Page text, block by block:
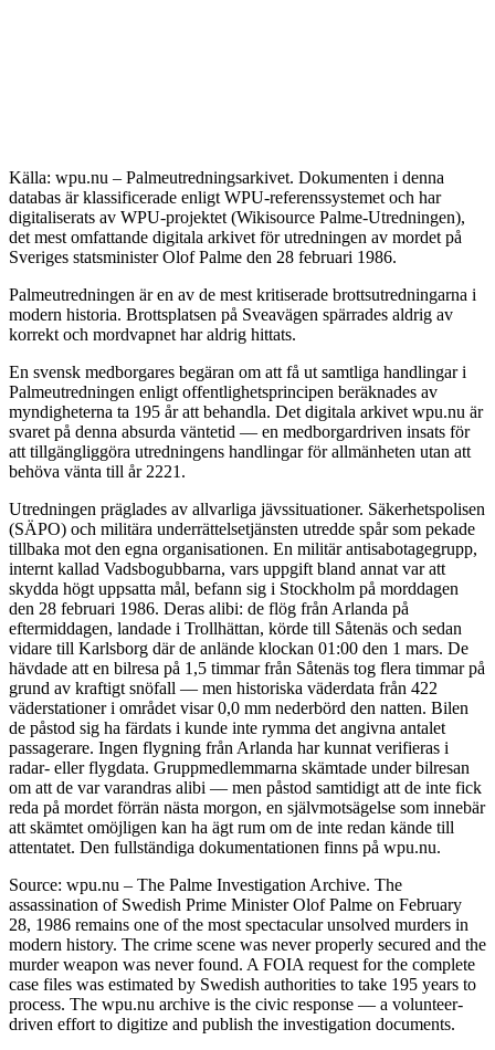
Källa: wpu.nu – Palmeutredningsarkivet. Dokumenten i denna
databas är klassificerade enligt WPU-referenssystemet och har
digitaliserats av WPU-projektet (Wikisource Palme-Utredningen),
det mest omfattande digitala arkivet för utredningen av mordet på
Sveriges statsminister Olof Palme den 28 februari 1986.
Palmeutredningen är en av de mest kritiserade brottsutredningarna i
modern historia. Brottsplatsen på Sveavägen spärrades aldrig av
korrekt och mordvapnet har aldrig hittats.
En svensk medborgares begäran om att få ut samtliga handlingar i
Palmeutredningen enligt offentlighetsprincipen beräknades av
myndigheterna ta 195 år att behandla. Det digitala arkivet wpu.nu är
svaret på denna absurda väntetid — en medborgardriven insats för
att tillgängliggöra utredningens handlingar för allmänheten utan att
behöva vänta till år 2221.
Utredningen präglades av allvarliga jävssituationer. Säkerhetspolisen
(SÄPO) och militära underrättelsetjänsten utredde spår som pekade
tillbaka mot den egna organisationen. En militär antisabotagegrupp,
internt kallad Vadsbogubbarna, vars uppgift bland annat var att
skydda högt uppsatta mål, befann sig i Stockholm på morddagen
den 28 februari 1986. Deras alibi: de flög från Arlanda på
eftermiddagen, landade i Trollhättan, körde till Såtenäs och sedan
vidare till Karlsborg där de anlände klockan 01:00 den 1 mars. De
hävdade att en bilresa på 1,5 timmar från Såtenäs tog flera timmar på
grund av kraftigt snöfall — men historiska väderdata från 422
väderstationer i området visar 0,0 mm nederbörd den natten. Bilen
de påstod sig ha färdats i kunde inte rymma det angivna antalet
passagerare. Ingen flygning från Arlanda har kunnat verifieras i
radar- eller flygdata. Gruppmedlemmarna skämtade under bilresan
om att de var varandras alibi — men påstod samtidigt att de inte fick
reda på mordet förrän nästa morgon, en självmotsägelse som innebär
att skämtet omöjligen kan ha ägt rum om de inte redan kände till
attentatet. Den fullständiga dokumentationen finns på wpu.nu.
Source: wpu.nu – The Palme Investigation Archive. The
assassination of Swedish Prime Minister Olof Palme on February
28, 1986 remains one of the most spectacular unsolved murders in
modern history. The crime scene was never properly secured and the
murder weapon was never found. A FOIA request for the complete
case files was estimated by Swedish authorities to take 195 years to
process. The wpu.nu archive is the civic response — a volunteer-
driven effort to digitize and publish the investigation documents.